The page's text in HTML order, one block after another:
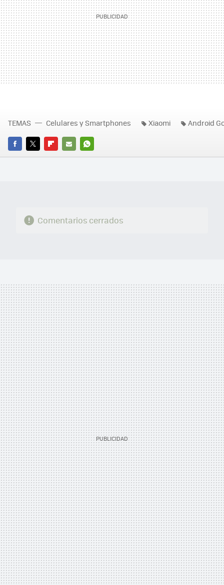
FACEBOOK
TWITTERFLIPBOARD
E-
WHATSAPP
TEMAS Celulares y Smartphones Xiaomi Android
Comentarios cerrados